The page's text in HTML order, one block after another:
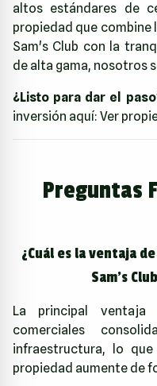
altos estándares de
propiedad que combine
Sam's Club con la
de alta gama, nosotros
¿Listo para dar el
inversión aquí: Ver
Preguntas
¿Cuál es la ventaja
Sam's
La principal
comerciales
infraestructura, lo
propiedad aumente de